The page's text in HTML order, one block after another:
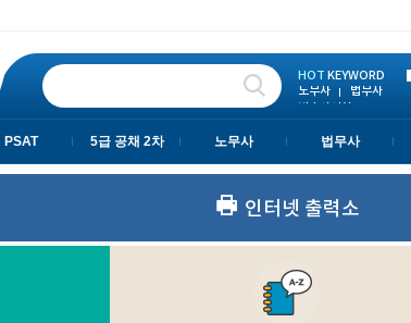
HOT KEYWORD
변호사시험
LEET
PSAT
5급 공채 2차
노무사
법무사
변호사시험
PSAT 5급 공채 2차 노무사 법무사
인터넷 출력소